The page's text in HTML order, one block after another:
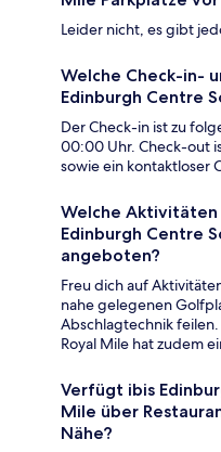
Leider nicht, es gibt
Welche Check-in-
Edinburgh Centre
Der Check-in ist zu
00:00 Uhr. Check-out
sowie ein kontaktloser
Welche Aktivitäten
Edinburgh Centre
angeboten?
Freu dich auf
nahe gelegenen
Abschlagtechnik
Royal Mile hat zudem
Verfügt ibis
Mile über
Nähe?